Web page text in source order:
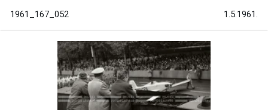
1961_167_052 1.5.1961.